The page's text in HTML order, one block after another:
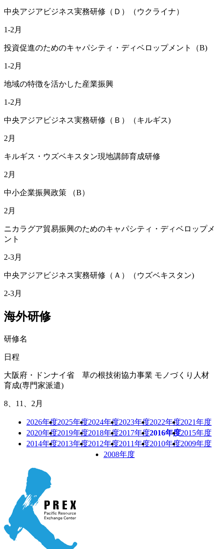
中央アジアビジネス実務研修（Ｄ）（ウクライナ）
1-2月
投資促進のためのキャパシティ・ディベロップメント（B)
1-2月
地域の特徴を活かした産業振興
1-2月
中央アジアビジネス実務研修（Ｂ）（キルギス)
2月
キルギス・ウズベキスタン現地講師育成研修
2月
中小企業振興政策 （B）
2月
ニカラグア貿易振興のためのキャパシティ・ディベロップメ
ント
2-3月
中央アジアビジネス実務研修（Ａ）（ウズベキスタン)
2-3月
海外研修
研修名
日程
大阪府・ドンナイ省 草の根技術協力事業 モノづくり人材
育成(専門家派遣)
8、11、2月
2026年度2025年度2024年度2023年度2022年度2021年度
2020年度2019年度2018年度2017年度2016年度2015年度
2014年度2013年度2012年度2011年度2010年度2009年度
2008年度